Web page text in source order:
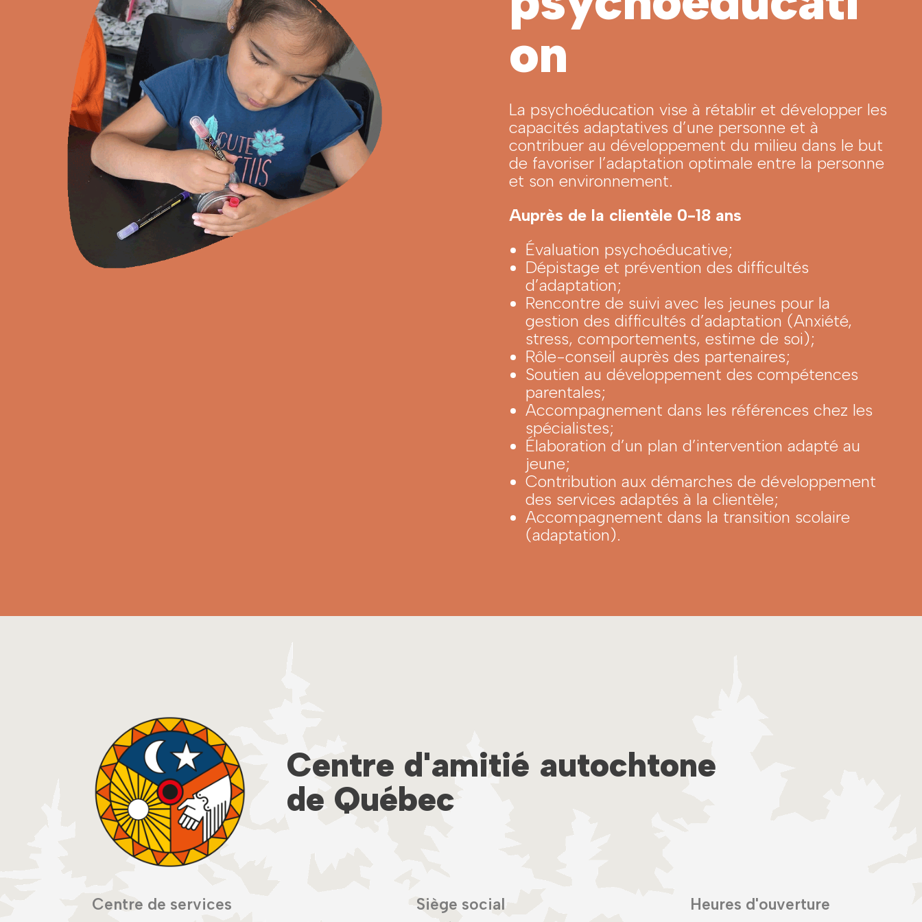
on
La psychoéducation vise à rétablir et développer les
capacités adaptatives d’une personne et à
contribuer au développement du milieu dans le but
de favoriser l’adaptation optimale entre la personne
et son environnement.
Auprès de la clientèle 0-18 ans
Évaluation psychoéducative;
Dépistage et prévention des difficultés
d’adaptation;
Rencontre de suivi avec les jeunes pour la
gestion des difficultés d’adaptation (Anxiété,
stress, comportements, estime de soi);
Rôle-conseil auprès des partenaires;
Soutien au développement des compétences
parentales;
Accompagnement dans les références chez les
spécialistes;
Élaboration d’un plan d’intervention adapté au
jeune;
Contribution aux démarches de développement
des services adaptés à la clientèle;
Accompagnement dans la transition scolaire
(adaptation).
Centre d'amitié autochtone
de Québec
Centre de services Siège social Heures d'ouverture